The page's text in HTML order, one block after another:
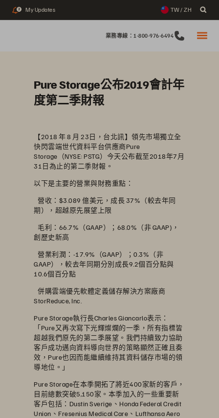
2 My Updates TW / ZH
業務專線：1-800-976-6494
Pure Storage公布2019會計年
度第二季財報
【2018 年 8 月 23日，台北訊】領先市場獨立全
快閃雲端世代資料平台供應商Pure
Storage（NYSE: PSTG）今天公布截至2018年7月
31日為止的第二季財報。
以下是主要的營業與財務重點：
 營收：$3.089 億美元，成長 37%（較去年同
期），超越原先展望上限
 毛利：66.7%（GAAP）；68.0%（非 GAAP)，
創歷史新高
 營業利潤：-17.9%（GAAP）；0.3%（非
GAAP），較去年同期分別成長9.2個百分點與
10.6個百分點
 併購雲端優先軟體定義儲存解決方案廠商
StorReduce, Inc.
Pure Storage執行長Charles Giancarlo表示：
「Pure又再次寫下光輝燦爛的一季，所有指標皆
超越我們原先的第二季展望。我們持續致力協助
客戶成功邁向資料導向世界的策略顯然正確且奏
效，Pure也因而能繼續維持其資料儲存市場的領
導地位。」
Pure Storage在本季開拓了將近400家新的客戶，
目前總數突破5,150家。本季加入的一些重要新
客戶包括：Dustin Sverige、Honda Federal Credit
Union、Fresenius Medical Care、Lufthansa Aero